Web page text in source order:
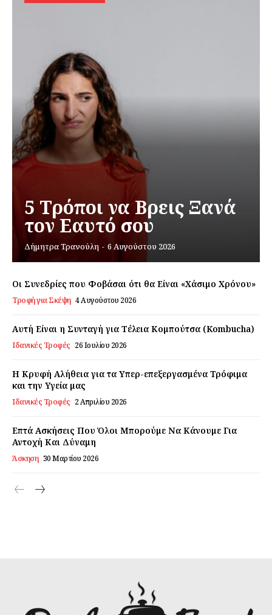
Εγγραφείτε τώρα!
Daily Food
Σχετικά με εμάς
Αποποίηση Ευθυνών
Ο λογαριασμός μου
Επικοινωνία
5 Τρόποι να Βρεις Ξανά
τον Εαυτό σου
Δήμητρα Τρανούλη - 6 Αυγούστου 2026
Οι Συνεδρίες που Φοβάσαι ότι θα Είναι «Χάσιμο Χρόνου»
Τροφή για Σκέψη 4 Αυγούστου 2026
Αυτή Είναι η Συνταγή για Τέλεια Κομπούτσα (Kombucha)
Ιδανικές Τροφές 26 Ιουλίου 2026
Η Κρυφή Αλήθεια για τα Υπερ-επεξεργασμένα Τρόφιμα
και την Υγεία μας
Ιδανικές Τροφές 2 Απριλίου 2026
Επτά Ασκήσεις Που Όλοι Μπορούμε Να Κάνουμε Για
Αντοχή Και Δύναμη
Άσκηση 30 Μαρτίου 2026